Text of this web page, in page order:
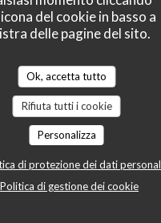
del cookie in basso a
delle pagine del sito.
Ok, accetta tutto
Rifiuta tutti i cookie
Personalizza
di protezione dei dati
Politica di gestione dei cookie
5 /5 Cucina 5 /5
!
- Ospiti 9
: 1/5 Cucina: 2/5 Qualità /
de parler Salade Caesar